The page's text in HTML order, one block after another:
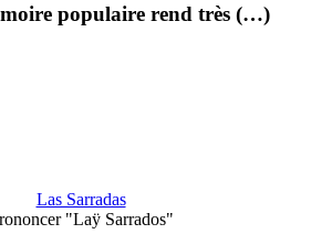
populaire rend très (…)
Las Sarradas
"Laÿ Sarrados"